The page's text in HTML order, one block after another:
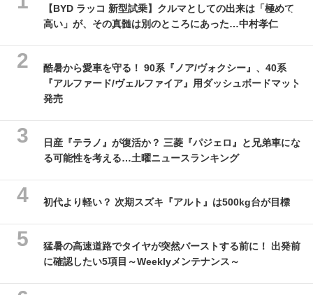
【BYD ラッコ 新型試乗】クルマとしての出来は「極めて
高い」が、その真髄は別のところにあった…中村孝仁
酷暑から愛車を守る！ 90系『ノア/ヴォクシー』、40系
『アルファード/ヴェルファイア』用ダッシュボードマット
発売
日産『テラノ』が復活か？ 三菱『パジェロ』と兄弟車にな
る可能性を考える…土曜ニュースランキング
初代より軽い？ 次期スズキ『アルト』は500kg台が目標
猛暑の高速道路でタイヤが突然バーストする前に！ 出発前
に確認したい5項目～Weeklyメンテナンス～